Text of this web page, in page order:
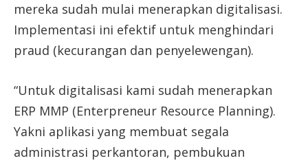
mereka sudah mulai menerapkan digitalisasi.
Implementasi ini efektif untuk menghindari
praud (kecurangan dan penyelewengan).
“Untuk digitalisasi kami sudah menerapkan
ERP MMP (Enterpreneur Resource Planning).
Yakni aplikasi yang membuat segala
administrasi perkantoran, pembukuan